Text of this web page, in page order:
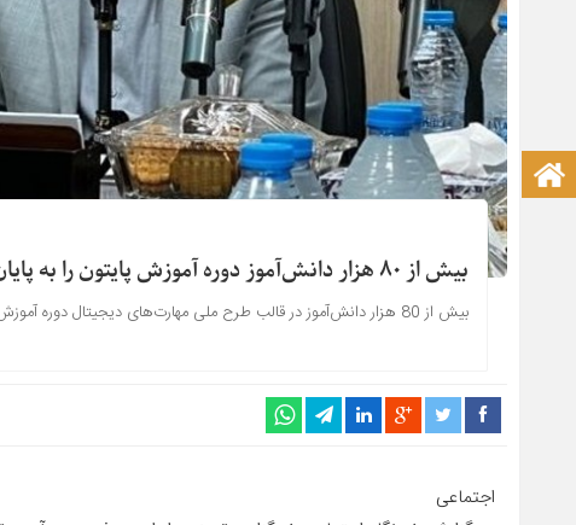
صفحه نخست آکادمی علمی
بیش از 80 هزار دانش‌آموز دوره آموزش پایتون را به پایان رساندند
بیش از 80 هزار دانش‌آموز در قالب طرح ملی مهارت‌های دیجیتال دوره آموزش پایتون را به پایان رساندند.
اجتماعی